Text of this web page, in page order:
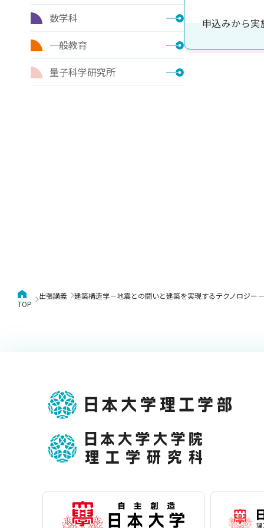
数学科
一般教育
量子科学研究所
申込みから
TOP
出張講義 建築構造学－地震との闘いと建築を実現するテクノロジー－